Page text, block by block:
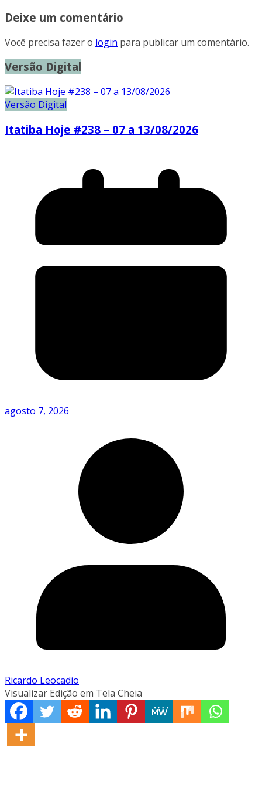
Deixe um comentário
Você precisa fazer o login para publicar um comentário.
Versão Digital
Versão Digital
Itatiba Hoje #238 – 07 a 13/08/2026
agosto 7, 2026
Ricardo Leocadio
Visualizar Edição em Tela Cheia